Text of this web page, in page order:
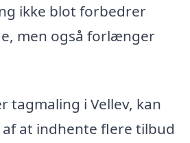
ikke blot forbedrer
men også forlænger
tagmaling i Vellev, kan
at indhente flere tilbud